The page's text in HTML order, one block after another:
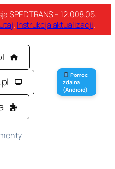
SPEDTRANS – 12.008.05.
. Instrukcja aktualizacji.
Pomoc
zdalna
(Android)